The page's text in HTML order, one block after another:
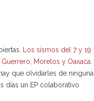
Los sismos del 7 y 19
Morelos y Oaxaca
que olvidarles de ninguna
días un EP colaborativo